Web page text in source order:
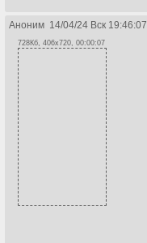
Аноним 14/04/24 Вск 19:46:07
728Кб, 406x720, 00:00:07